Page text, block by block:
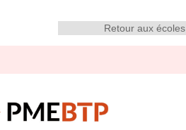
Retour aux écoles